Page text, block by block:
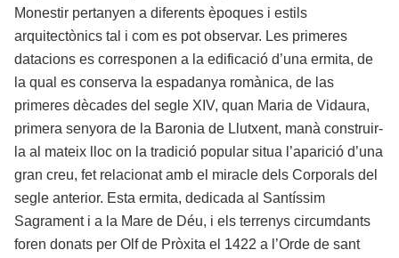
Monestir pertanyen a diferents èpoques i estils
arquitectònics tal i com es pot observar. Les primeres
datacions es corresponen a la edificació d’una ermita, de
la qual es conserva la espadanya romànica, de las
primeres dècades del segle XIV, quan Maria de Vidaura,
primera senyora de la Baronia de Llutxent, manà construir-
la al mateix lloc on la tradició popular situa l’aparició d’una
gran creu, fet relacionat amb el miracle dels Corporals del
segle anterior. Esta ermita, dedicada al Santíssim
Sagrament i a la Mare de Déu, i els terrenys circumdants
foren donats per Olf de Pròxita el 1422 a l’Orde de sant